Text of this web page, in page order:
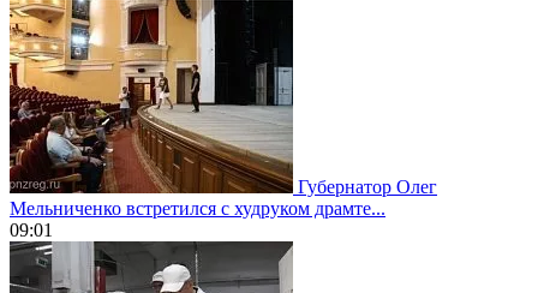
Губернатор Олег
Мельниченко встретился с худруком драмте...
09:01